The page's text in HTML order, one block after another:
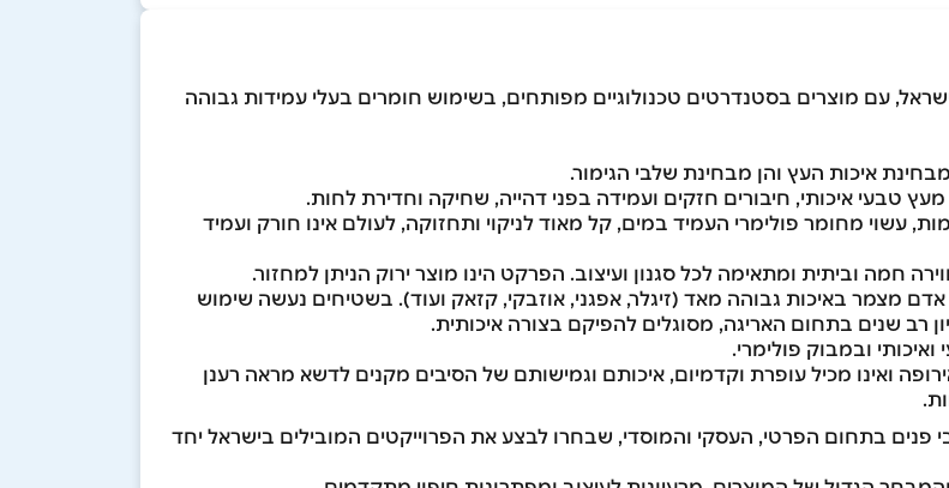
עם מוצרים בסטנדרטים טכנולוגיים מפותחים, בשימוש חומרים בעלי עמידות גבוהה
איכות העץ והן מבחינת שלבי הגימור.
עשוי מחומר פולימרי העמיד במים, קל מאוד לניקוי ותחזוקה, לעולם אינו חורק ועמיד
חמה וביתית ומתאימה לכל סגנון ועיצוב. הפרקט הינו מוצר ירוק הניתן למחזור.
אדם מצמר באיכות גבוהה מאד (זיגלר, אפגני, אוזבקי, קזאק ועוד). בשטיחים נעשה שימוש
רב שנים בתחום האריגה, מסוגלים להפיקם בצורה איכותית.
ובמבוק פולימרי.
ואינו מכיל עופרת וקדמיום, איכותם וגמישותם של הסיבים מקנים לדשא מראה רענן
בתחום הפרטי, העסקי והמוסדי, שבחרו לבצע את הפרוייקטים המובילים בישראל יחד